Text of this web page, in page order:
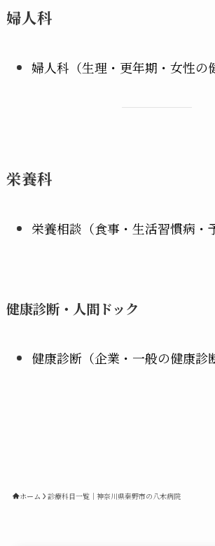
婦人科
婦人科（生理・更年期・女性の
栄養科
栄養相談（食事・生活習慣病・
健康診断・人間ドック
健康診断（企業・一般の健康診
ホーム 診療科目一覧｜神奈川県秦野市の八木病院